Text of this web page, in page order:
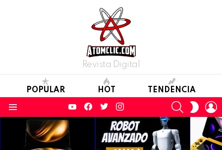
Revista Digital
POPULAR HOT TENDENCIA
YouTubeFacebook
TwitterInstagram SEARCH
SKIN
STORIES